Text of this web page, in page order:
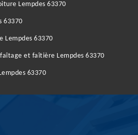
Lempdes 63370
63370
Lempdes 63370
et faîtière Lempdes 63370
63370